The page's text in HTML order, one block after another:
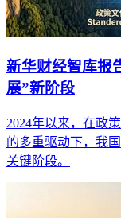
新华财经智库报
展”新阶段
2024年以来，在政
的多重驱动下，我
关键阶段。